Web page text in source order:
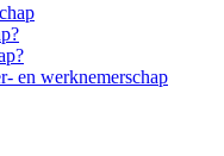
en werknemerschap